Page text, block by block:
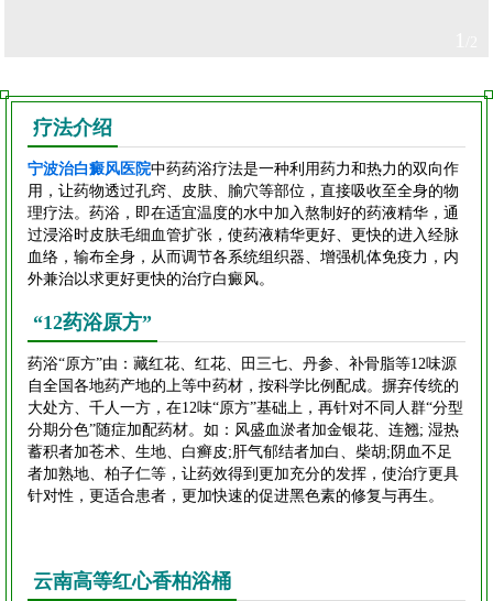
疗法介绍
宁波治白癜风医院中药药浴疗法是一种利用药力和热力的双向作
用，让药物透过孔窍、皮肤、腧穴等部位，直接吸收至全身的物
理疗法。药浴，即在适宜温度的水中加入熬制好的药液精华，通
过浸浴时皮肤毛细血管扩张，使药液精华更好、更快的进入经脉
血络，输布全身，从而调节各系统组织器、增强机体免疫力，内
外兼治以求更好更快的治疗白癜风。
“12药浴原方”
药浴“原方”由：藏红花、红花、田三七、丹参、补骨脂等12味源
自全国各地药产地的上等中药材，按科学比例配成。摒弃传统的
大处方、千人一方，在12味“原方”基础上，再针对不同人群“分型
分期分色”随症加配药材。如：风盛血淤者加金银花、连翘; 湿热
蓄积者加苍术、生地、白癣皮;肝气郁结者加白、柴胡;阴血不足
者加熟地、柏子仁等，让药效得到更加充分的发挥，使治疗更具
针对性，更适合患者，更加快速的促进黑色素的修复与再生。
云南高等红心香柏浴桶